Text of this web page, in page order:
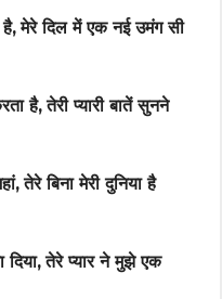
मेरे दिल में एक नई उमंग सी
है, तेरी प्यारी बातें सुनने
तेरे बिना मेरी दुनिया है
तेरे प्यार ने मुझे एक